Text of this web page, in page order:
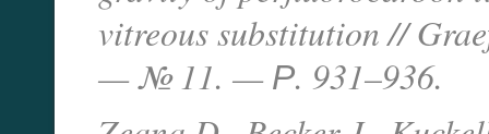
vitreous substitution //
— № 11. — Р. 931–936.